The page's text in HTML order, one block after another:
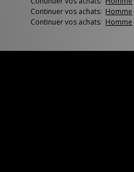
Continuer vos achats: Homme
Continuer vos achats: Homme